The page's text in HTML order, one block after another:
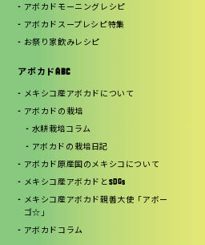
アボカドモーニングレシピ
アボカドスープレシピ特集
お祭り家飲みレシピ
アボカドABC
メキシコ産アボカドについて
アボカドの栽培
水耕栽培コラム
アボカドの栽培日記
アボカド原産国のメキシコについて
メキシコ産アボカドとSDGs
メキシコ産アボカド親善大使「アボー
ゴ☆」
アボカドコラム